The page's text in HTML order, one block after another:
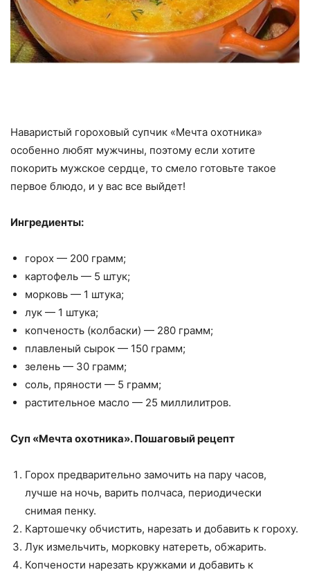
Наваристый гороховый супчик «Мечта охотника»
особенно любят мужчины, поэтому если хотите
покорить мужское сердце, то смело готовьте такое
первое блюдо, и у вас все выйдет!
Ингредиенты:
горох — 200 грамм;
картофель — 5 штук;
морковь — 1 штука;
лук — 1 штука;
копченость (колбаски) — 280 грамм;
плавленый сырок — 150 грамм;
зелень — 30 грамм;
соль, пряности — 5 грамм;
растительное масло — 25 миллилитров.
Суп «Мечта охотника». Пошаговый рецепт
Горох предварительно замочить на пару часов,
лучше на ночь, варить полчаса, периодически
снимая пенку.
Картошечку обчистить, нарезать и добавить к гороху.
Лук измельчить, морковку натереть, обжарить.
Копчености нарезать кружками и добавить к